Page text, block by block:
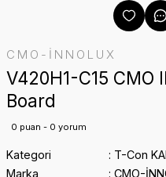
CMO-İNNOLUX
V420H1-C15 CMO
Board
0 puan - 0 yorum
Kategori
T-Con
Marka
CMO-